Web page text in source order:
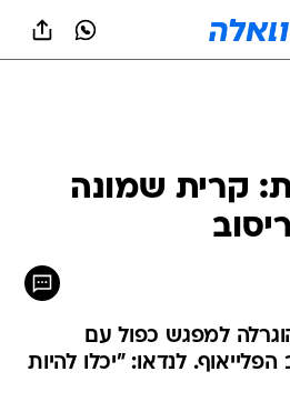
קרית שמונה
למפגש כפול עם
לנדאו: "יכלו להיות